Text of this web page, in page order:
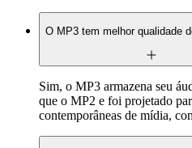
O MP3 tem melhor qualidade
Sim, o MP3 armazena seu
que o MP2 e foi projetado
contemporâneas de mídia,